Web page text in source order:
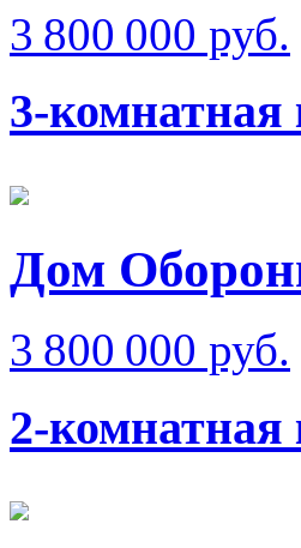
3 800 000 руб.
3-комнатная
Дом
3 800 000 руб.
2-комнатная